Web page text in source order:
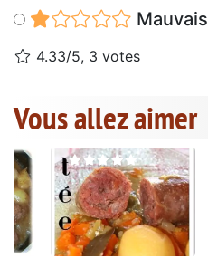
Mauvais
4.33/5, 3 votes
Vous allez aimer